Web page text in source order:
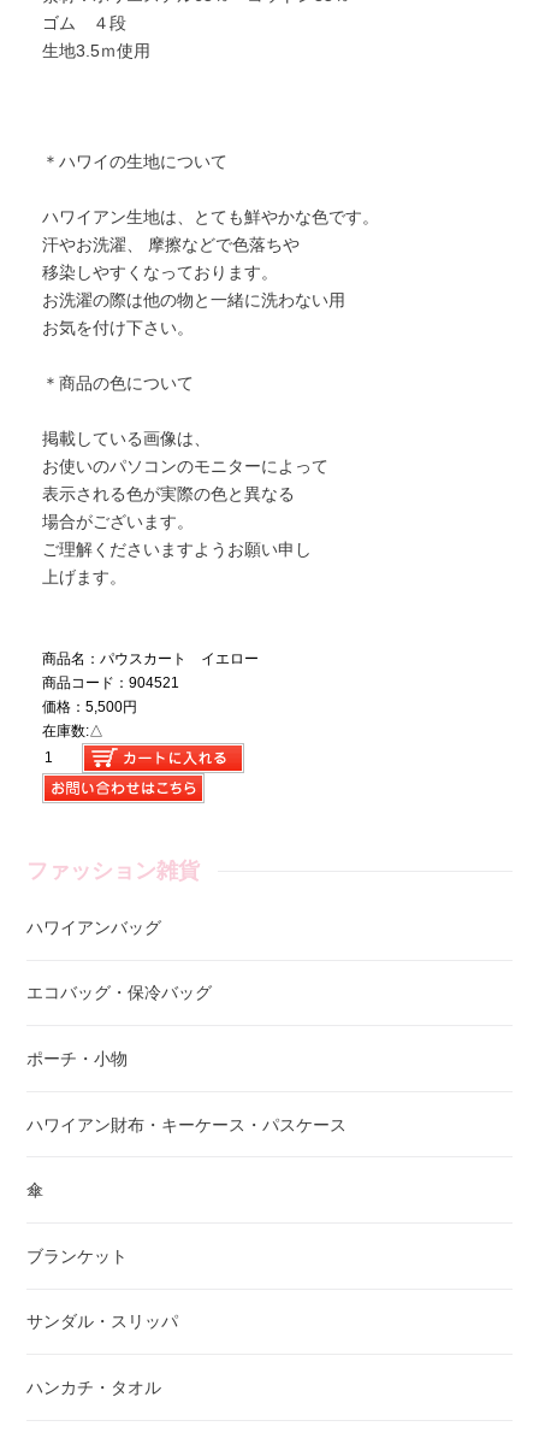
ゴム ４段
生地3.5ｍ使用
＊ハワイの生地について
ハワイアン生地は、とても鮮やかな色です。
汗やお洗濯、 摩擦などで色落ちや
移染しやすくなっております。
お洗濯の際は他の物と一緒に洗わない用
お気を付け下さい。
＊商品の色について
掲載している画像は、
お使いのパソコンのモニターによって
表示される色が実際の色と異なる
場合がございます。
ご理解くださいますようお願い申し
上げます。
商品名：パウスカート イエロー
商品コード：904521
価格：5,500円
在庫数:△
ファッション雑貨
ハワイアンバッグ
エコバッグ・保冷バッグ
ポーチ・小物
ハワイアン財布・キーケース・パスケース
傘
ブランケット
サンダル・スリッパ
ハンカチ・タオル